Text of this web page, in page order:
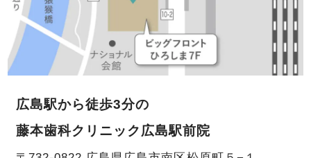
広島駅から徒歩3分の
藤本歯科クリニック広島駅前院